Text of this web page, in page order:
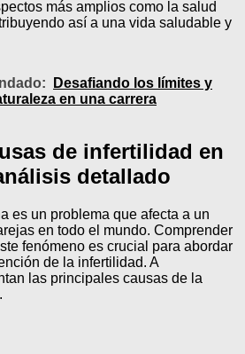
más amplios como la salud
así a una vida saludable y
Desafiando los límites y
en una carrera
de infertilidad en
detallado
es un problema que afecta a un
en todo el mundo. Comprender
fenómeno es crucial para abordar
de la infertilidad. A
las principales causas de la